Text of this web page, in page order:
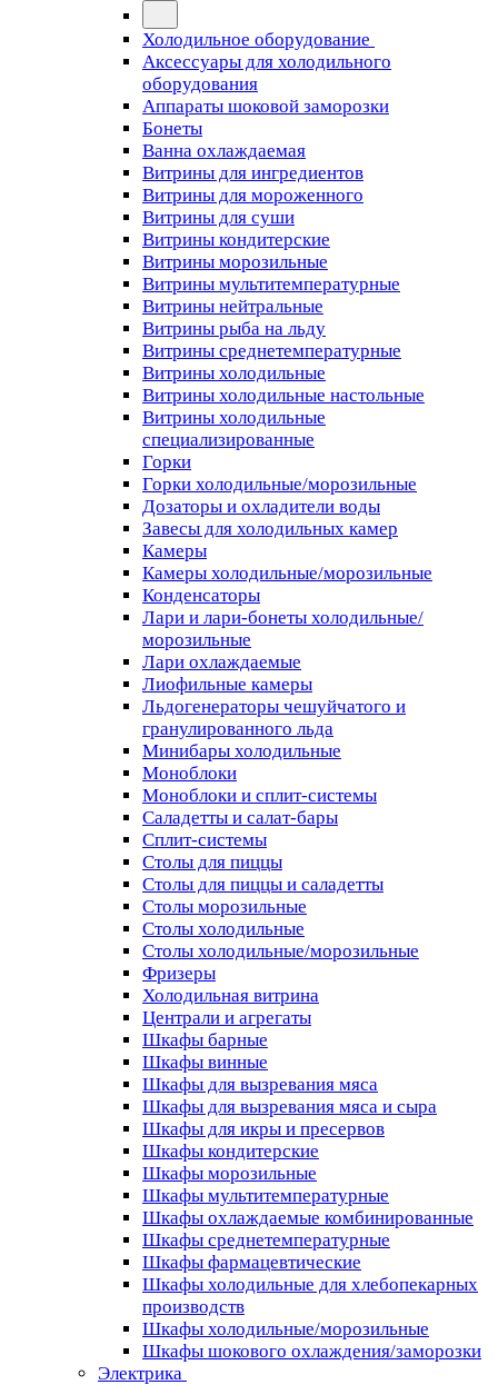
Холодильное оборудование
Аксессуары для холодильного
оборудования
Аппараты шоковой заморозки
Бонеты
Ванна охлаждаемая
Витрины для ингредиентов
Витрины для мороженного
Витрины для суши
Витрины кондитерские
Витрины морозильные
Витрины мультитемпературные
Витрины нейтральные
Витрины рыба на льду
Витрины среднетемпературные
Витрины холодильные
Витрины холодильные настольные
Витрины холодильные
специализированные
Горки
Горки холодильные/морозильные
Дозаторы и охладители воды
Завесы для холодильных камер
Камеры
Камеры холодильные/морозильные
Конденсаторы
Лари и лари-бонеты холодильные/
морозильные
Лари охлаждаемые
Лиофильные камеры
Льдогенераторы чешуйчатого и
гранулированного льда
Минибары холодильные
Моноблоки
Моноблоки и сплит-системы
Саладетты и салат-бары
Сплит-системы
Столы для пиццы
Столы для пиццы и саладетты
Столы морозильные
Столы холодильные
Столы холодильные/морозильные
Фризеры
Холодильная витрина
Централи и агрегаты
Шкафы барные
Шкафы винные
Шкафы для вызревания мяса
Шкафы для вызревания мяса и сыра
Шкафы для икры и пресервов
Шкафы кондитерские
Шкафы морозильные
Шкафы мультитемпературные
Шкафы охлаждаемые комбинированные
Шкафы среднетемпературные
Шкафы фармацевтические
Шкафы холодильные для хлебопекарных
производств
Шкафы холодильные/морозильные
Шкафы шокового охлаждения/заморозки
Электрика